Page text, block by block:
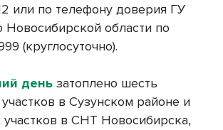
или по телефону доверия ГУ
области по
(круглосуточно).
день затоплено шесть
в Сузунском районе и
участков в СНТ Новосибирска,